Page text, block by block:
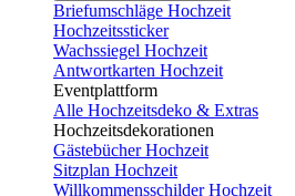
Briefumschläge Hochzeit
Hochzeitssticker
Wachssiegel Hochzeit
Antwortkarten Hochzeit
Eventplattform
Alle Hochzeitsdeko & Extras
Hochzeitsdekorationen
Gästebücher Hochzeit
Sitzplan Hochzeit
Willkommensschilder Hochzeit